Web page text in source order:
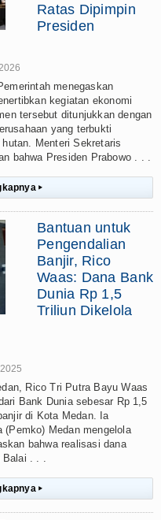
Ratas Dipimpin
Presiden
menegaskan
kegiatan ekonomi
tersebut ditunjukkan dengan
yang terbukti
Menteri Sekretaris
bahwa Presiden Prabowo . . .
▸
Bantuan untuk
Pengendalian
Banjir, Rico
Waas: Dana Bank
Dunia Rp 1,5
Triliun Dikelola
Rico Tri Putra Bayu Waas
Bank Dunia sebesar Rp 1,5
di Kota Medan. Ia
(Pemko) Medan mengelola
bahwa realisasi dana
Balai . . .
▸